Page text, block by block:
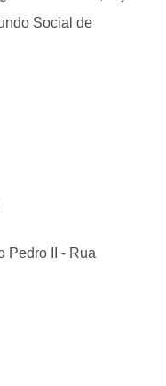
Social de
Pedro II - Rua